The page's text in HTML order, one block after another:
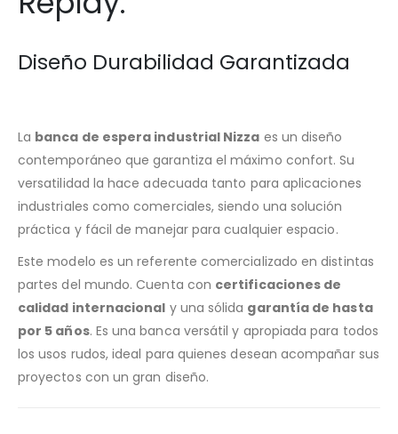
Diseño Durabilidad Garantizada
La banca de espera industrial Nizza es un diseño
contemporáneo que garantiza el máximo confort. Su
versatilidad la hace adecuada tanto para aplicaciones
industriales como comerciales, siendo una solución
práctica y fácil de manejar para cualquier espacio.
Este modelo es un referente comercializado en distintas
partes del mundo. Cuenta con certificaciones de
calidad internacional y una sólida garantía de hasta
por 5 años. Es una banca versátil y apropiada para todos
los usos rudos, ideal para quienes desean acompañar sus
proyectos con un gran diseño.